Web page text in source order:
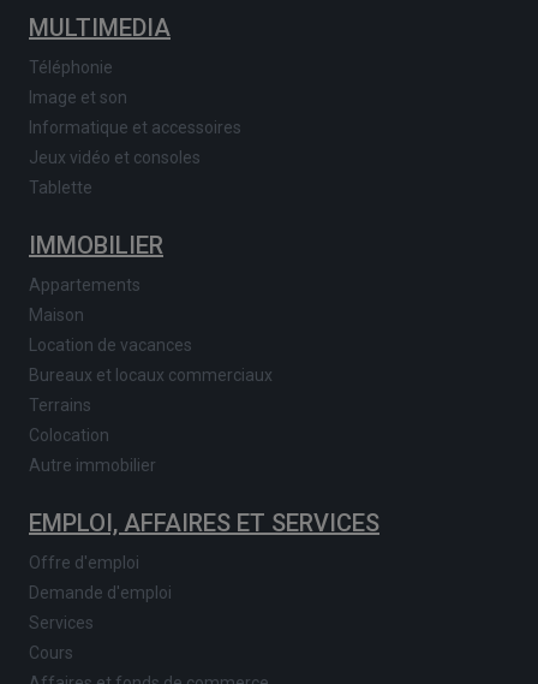
MULTIMEDIA
Téléphonie
Image et son
Informatique et accessoires
Jeux vidéo et consoles
Tablette
IMMOBILIER
Appartements
Maison
Location de vacances
Bureaux et locaux commerciaux
Terrains
Colocation
Autre immobilier
EMPLOI, AFFAIRES ET SERVICES
Offre d'emploi
Demande d'emploi
Services
Cours